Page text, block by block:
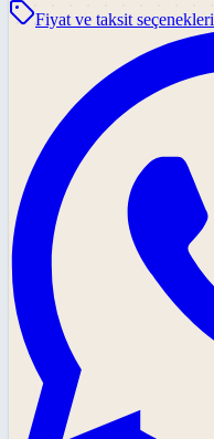
Fiyat ve taksit seçenekleri